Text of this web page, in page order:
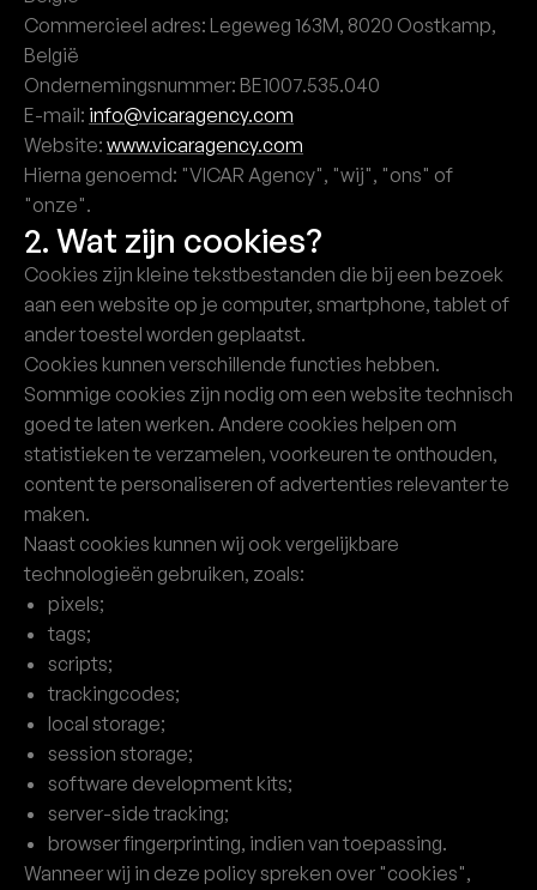
Commercieel adres: Legeweg 163M, 8020 Oostkamp,
België
Ondernemingsnummer: BE1007.535.040
E-mail: info@vicaragency.com
Website: www.vicaragency.com
Hierna genoemd: "VICAR Agency", "wij", "ons" of
"onze".
2. Wat zijn cookies?
Cookies zijn kleine tekstbestanden die bij een bezoek
aan een website op je computer, smartphone, tablet of
ander toestel worden geplaatst.
Cookies kunnen verschillende functies hebben.
Sommige cookies zijn nodig om een website technisch
goed te laten werken. Andere cookies helpen om
statistieken te verzamelen, voorkeuren te onthouden,
content te personaliseren of advertenties relevanter te
maken.
Naast cookies kunnen wij ook vergelijkbare
technologieën gebruiken, zoals:
pixels;
tags;
scripts;
trackingcodes;
local storage;
session storage;
software development kits;
server-side tracking;
browser fingerprinting, indien van toepassing.
Wanneer wij in deze policy spreken over "cookies",